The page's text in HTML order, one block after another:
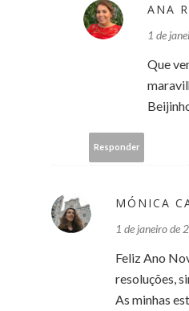
ANA
1 de
Que
Responder
MÓNICA
1 de janeiro de
Feliz Ano
resoluções,
As minhas